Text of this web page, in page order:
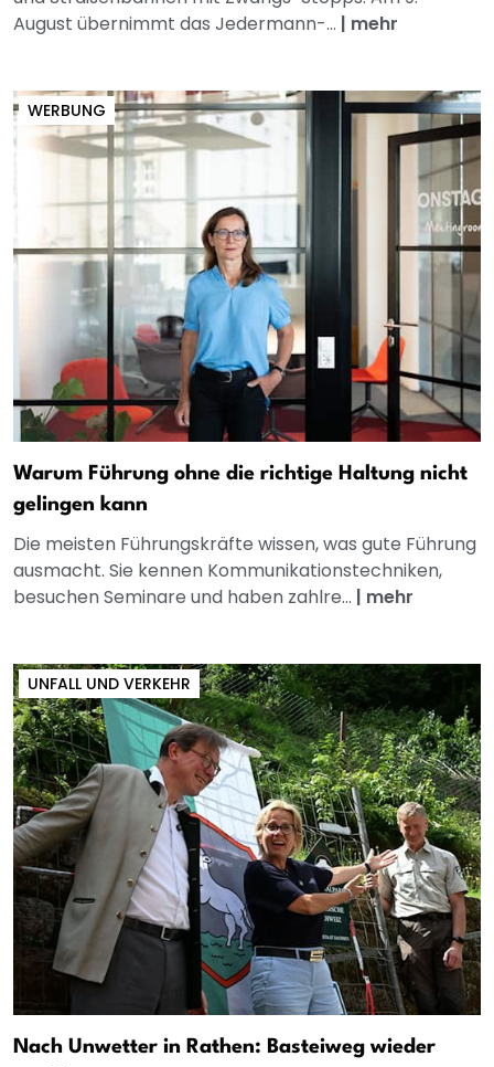
August übernimmt das Jedermann-... | mehr
WERBUNG
Warum Führung ohne die richtige Haltung nicht
gelingen kann
Die meisten Führungskräfte wissen, was gute Führung
ausmacht. Sie kennen Kommunikationstechniken,
besuchen Seminare und haben zahlre... | mehr
UNFALL UND VERKEHR
Nach Unwetter in Rathen: Basteiweg wieder